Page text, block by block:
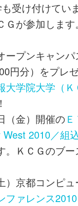
受け付けてい
Ｇが参加しま
プンキャン
円分）をプレ
大学院大学（
（金）開催の
2010／組
。ＫＣＧのブ
京都コンピ
ファレンス